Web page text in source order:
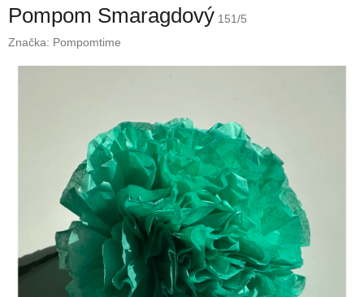
Pompom Smaragdový 151/5
Značka: Pompomtime